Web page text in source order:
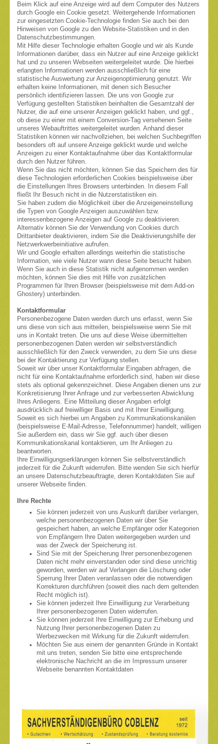
Beim Klick auf eine Anzeige wird auf dem Computer des Nutzers
durch Google ein Cookie gesetzt. Weitergehende Informationen
zur eingesetzten Cookie-Technologie finden Sie auch bei den
Hinweisen von Google zu den Website-Statistiken und in den
Datenschutzbestimmungen.
Mit Hilfe dieser Technologie erhalten Google und wir als Kunde
Informationen darüber, dass ein Nutzer auf eine Anzeige geklickt
hat und zu unseren Webseiten weitergeleitet wurde. Die hierbei
erlangten Informationen werden ausschließlich für eine
statistische Auswertung zur Anzeigenoptimierung genutzt. Wir
erhalten keine Informationen, mit denen sich Besucher
persönlich identifizieren lassen. Die uns von Google zur
Verfügung gestellten Statistiken beinhalten die Gesamtzahl der
Nutzer, die auf eine unserer Anzeigen geklickt haben, und ggf.,
ob diese zu einer mit einem Conversion-Tag versehenen Seite
unseres Webauftrittes weitergeleitet wurden. Anhand dieser
Statistiken können wir nachvollziehen, bei welchen Suchbegriffen
besonders oft auf unsere Anzeige geklickt wurde und welche
Anzeigen zu einer Kontaktaufnahme über das Kontaktformular
durch den Nutzer führen.
Wenn Sie das nicht möchten, können Sie das Speichern des für
diese Technologien erforderlichen Cookies beispielsweise über
die Einstellungen Ihres Browsers unterbinden. In diesem Fall
fließt Ihr Besuch nicht in die Nutzerstatistiken ein.
Sie haben zudem die Möglichkeit über die Anzeigeneinstellung
die Typen von Google Anzeigen auszuwählen bzw.
interessenbezogene Anzeigen auf Google zu deaktivieren.
Alternativ können Sie der Verwendung von Cookies durch
Drittanbieter deaktivieren, indem Sie die Deaktivierungshilfe der
Netzwerkwerbeinitiative aufrufen.
Wir und Google erhalten allerdings weiterhin die statistische
Information, wie viele Nutzer wann diese Seite besucht haben.
Wenn Sie auch in diese Statistik nicht aufgenommen werden
möchten, können Sie dies mit Hilfe von zusätzlichen
Programmen für Ihren Browser (beispielsweise mit dem Add-on
Ghostery) unterbinden.
Kontaktformular
Personenbezogene Daten werden durch uns erfasst, wenn Sie
uns diese von sich aus mitteilen, beispielsweise wenn Sie mit
uns in Kontakt treten. Die uns auf diese Weise übermittelten
personenbezogenen Daten werden wir selbstverständlich
ausschließlich für den Zweck verwenden, zu dem Sie uns diese
bei der Kontaktierung zur Verfügung stellen.
Soweit wir über unser Kontaktformular Eingaben abfragen, die
nicht für eine Kontaktaufnahme erforderlich sind, haben wir diese
stets als optional gekennzeichnet. Diese Angaben dienen uns zur
Konkretisierung Ihrer Anfrage und zur verbesserten Abwicklung
Ihres Anliegens. Eine Mitteilung dieser Angaben erfolgt
ausdrücklich auf freiwilliger Basis und mit Ihrer Einwilligung.
Soweit es sich hierbei um Angaben zu Kommunikationskanälen
(beispielsweise E-Mail-Adresse, Telefonnummer) handelt, willigen
Sie außerdem ein, dass wir Sie ggf. auch über diesen
Kommunikationskanal kontaktieren, um Ihr Anliegen zu
beantworten.
Ihre Einwilligungserklärungen können Sie selbstverständlich
jederzeit für die Zukunft widerrufen. Bitte wenden Sie sich hierfür
an unsere Datenschutzbeauftragte, deren Kontaktdaten Sie auf
unserer Webseite finden.
Ihre Rechte
Sie können jederzeit von uns Auskunft darüber verlangen,
welche personenbezogenen Daten wir über Sie
gespeichert haben, an welche Empfänger oder Kategorien
von Empfängern Ihre Daten weitergegeben wurden und
was der Zweck der Speicherung ist.
Sind Sie mit der Speicherung Ihrer personenbezogenen
Daten nicht mehr einverstanden oder sind diese unrichtig
geworden, werden wir auf Verlangen die Löschung oder
Sperrung Ihrer Daten veranlassen oder die notwendigen
Korrekturen durchführen (soweit dies nach dem geltenden
Recht möglich ist).
Sie können jederzeit Ihre Einwilligung zur Verarbeitung
Ihrer personenbezogenen Daten widerrufen.
Sie können jederzeit Ihre Einwilligung zur Erhebung und
Nutzung Ihrer personenbezogenen Daten zu
Werbezwecken mit Wirkung für die Zukunft widerrufen.
Möchten Sie aus einem der genannten Gründe in Kontakt
mit uns treten, senden Sie bitte eine entsprechende
elektronische Nachricht an die im Impressum unserer
Webseite benannten Kontaktdaten